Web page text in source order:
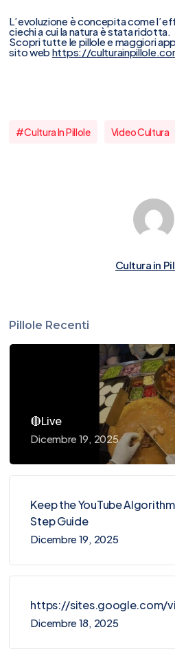
L’evoluzione è concepita come
ciechi a cui la natura è stata ridotta.
Scopri tutte le pillole e maggiori
sito web https://
#cultura In Pillole Video Cultura
Cultura in
Pillole Recenti
🔴Live
Dicembre 19, 2025
Keep the YouTube
Step Guide
Dicembre 19, 2025
https://sites.google.com/
Dicembre 18, 2025